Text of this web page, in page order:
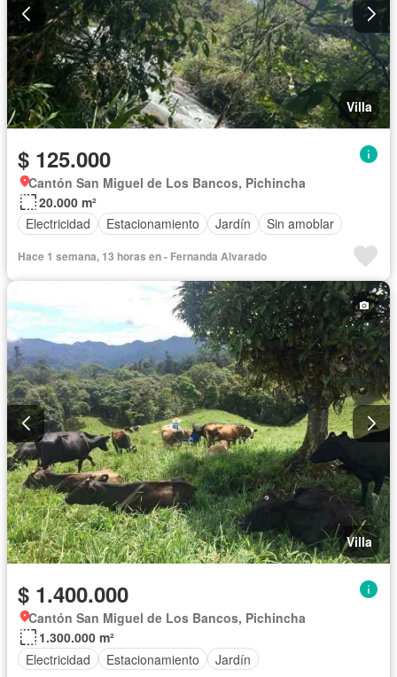
Villa
$ 125.000
Cantón San Miguel de Los Bancos, Pichincha
20.000 m²
Electricidad
Estacionamiento Jardín Sin amoblar
Hace 1 semana, 13 horas en - Fernanda Alvarado
Villa
$ 1.400.000
Cantón San Miguel de Los Bancos, Pichincha
1.300.000 m²
Electricidad
Estacionamiento Jardín